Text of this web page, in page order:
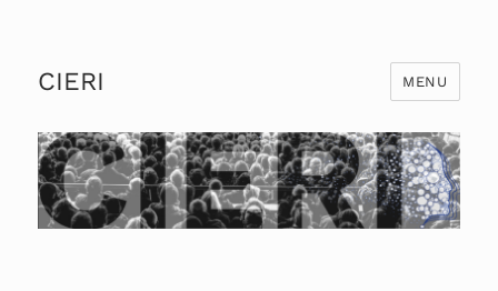
CIERI MENU